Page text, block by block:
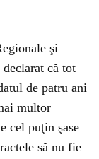
şi
că tot
de patru ani
multor
cel puţin şase
să nu fie